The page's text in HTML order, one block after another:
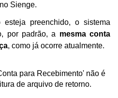
Sienge.
preenchido, o sistema
por padrão, a mesma conta
, como já ocorre atualmente.
para Recebimento' não é
de arquivo de retorno.